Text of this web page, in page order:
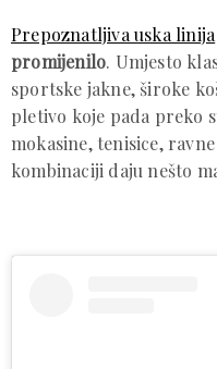
Prepoznatljiva uska linija
promijenilo. Umjesto
sportske jakne, široke
pletivo koje pada preko
mokasine, tenisice,
kombinaciji daju nešto